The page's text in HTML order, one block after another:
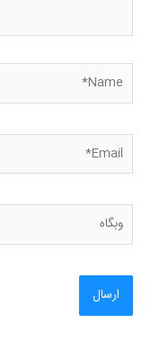
Email*
وبگاه